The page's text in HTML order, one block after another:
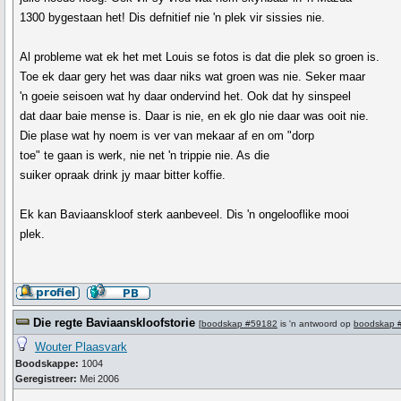
1300 bygestaan het! Dis defnitief nie 'n plek vir sissies nie.
Al probleme wat ek het met Louis se fotos is dat die plek so groen is.
Toe ek daar gery het was daar niks wat groen was nie. Seker maar
'n goeie seisoen wat hy daar ondervind het. Ook dat hy sinspeel
dat daar baie mense is. Daar is nie, en ek glo nie daar was ooit nie.
Die plase wat hy noem is ver van mekaar af en om "dorp
toe" te gaan is werk, nie net 'n trippie nie. As die
suiker opraak drink jy maar bitter koffie.
Ek kan Baviaanskloof sterk aanbeveel. Dis 'n ongelooflike mooi
plek.
Die regte Baviaanskloofstorie [boodskap #59182 is 'n antwoord op boodskap
Wouter Plaasvark
Boodskappe: 1004
Geregistreer: Mei 2006